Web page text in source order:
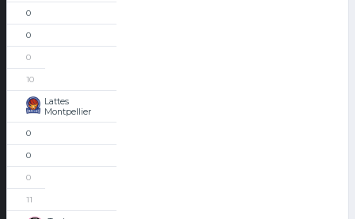
0
0
0
10
Lattes
Montpellier
0
0
0
11